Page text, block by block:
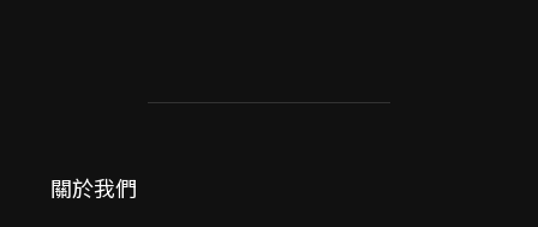
關於我們